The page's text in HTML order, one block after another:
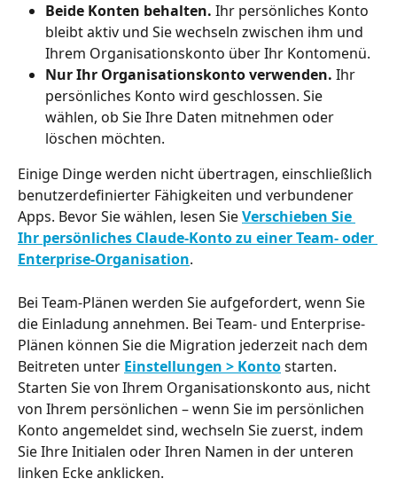
Beide Konten behalten. Ihr persönliches Konto
bleibt aktiv und Sie wechseln zwischen ihm und
Ihrem Organisationskonto über Ihr Kontomenü.
Nur Ihr Organisationskonto verwenden. Ihr
persönliches Konto wird geschlossen. Sie
wählen, ob Sie Ihre Daten mitnehmen oder
löschen möchten.
Einige Dinge werden nicht übertragen, einschließlich
benutzerdefinierter Fähigkeiten und verbundener
Apps. Bevor Sie wählen, lesen Sie Verschieben Sie
Ihr persönliches Claude-Konto zu einer Team- oder
Enterprise-Organisation.
Bei Team-Plänen werden Sie aufgefordert, wenn Sie
die Einladung annehmen. Bei Team- und Enterprise-
Plänen können Sie die Migration jederzeit nach dem
Beitreten unter Einstellungen > Konto starten.
Starten Sie von Ihrem Organisationskonto aus, nicht
von Ihrem persönlichen – wenn Sie im persönlichen
Konto angemeldet sind, wechseln Sie zuerst, indem
Sie Ihre Initialen oder Ihren Namen in der unteren
linken Ecke anklicken.